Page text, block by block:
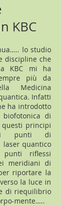
KBC
lo studio
discipline che
KBC mi ha
più da
Medicina
Infatti
ha introdotto
di
questi principi
punti di
laser quantico
riflessi
meridiani di
riportare la
la luce in
di riequilibrio
mente…..